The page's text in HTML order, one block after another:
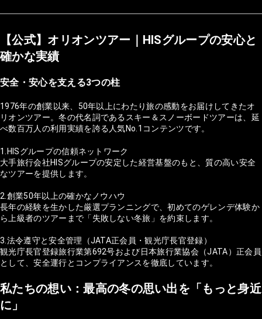
【公式】オリオンツアー｜HISグループの安心と
確かな実績
安全・安心を支える3つの柱
1976年の創業以来、50年以上にわたり旅の感動をお届けしてきたオ
リオンツアー。冬の代名詞であるスキー＆スノーボードツアーは、延
べ数百万人の利用実績を誇る人気No.1コンテンツです。
1.HISグループの信頼ネットワーク
大手旅行会社HISグループの安定した経営基盤のもと、質の高い安全
なツアーを提供します。
2.創業50年以上の確かなノウハウ
長年の経験を生かした厳選プランニングで、初めてのゲレンデ体験か
ら上級者のツアーまで「失敗しない冬旅」を約束します。
3.法令遵守と安全管理（JATA正会員・観光庁長官登録）
観光庁長官登録旅行業第692号および日本旅行業協会（JATA）正会員
として、安全運行とコンプライアンスを徹底しています。
私たちの想い：最高の冬の思い出を「もっと身近
に」